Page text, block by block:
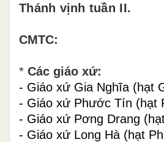
Thánh vịnh tuần II.
CMTC:
* Các giáo xứ:
- Giáo xứ Gia Nghĩa (hạt
- Giáo xứ Phước Tín (hạt
- Giáo xứ Pơng Drang
- Giáo xứ Long Hà (hạt